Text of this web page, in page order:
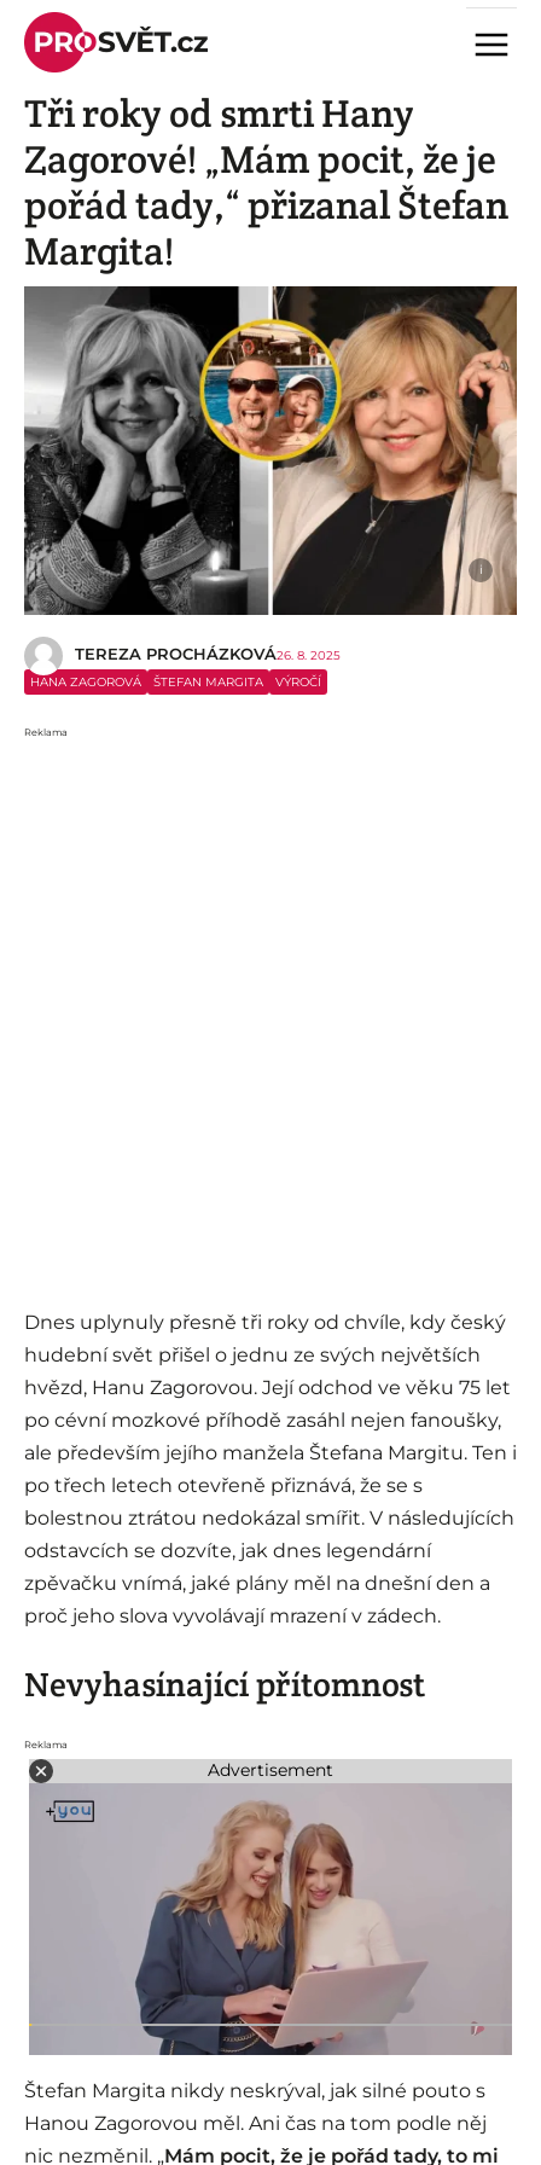
Skip
content
Menu
Tři roky od smrti Hany
Zagorové! „Mám pocit, že je
pořád tady,“ přizanal Štefan
Margita!
i
TEREZA PROCHÁZKOVÁ26. 8. 2025
HANA ZAGOROVÁ
ŠTEFAN MARGITA VÝROČÍ
Reklama
Dnes uplynuly přesně tři roky od chvíle, kdy český
hudební svět přišel o jednu ze svých největších
hvězd, Hanu Zagorovou. Její odchod ve věku 75 let
po cévní mozkové příhodě zasáhl nejen fanoušky,
ale především jejího manžela Štefana Margitu. Ten i
po třech letech otevřeně přiznává, že se s
bolestnou ztrátou nedokázal smířit. V následujících
odstavcích se dozvíte, jak dnes legendární
zpěvačku vnímá, jaké plány měl na dnešní den a
proč jeho slova vyvolávají mrazení v zádech.
Nevyhasínající přítomnost
Reklama
Advertisement
Štefan Margita nikdy neskrýval, jak silné pouto s
Hanou Zagorovou měl. Ani čas na tom podle něj
nic nezměnil. „Mám pocit, že je pořád tady, to mi